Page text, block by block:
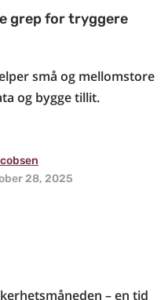
grep for tryggere
små og mellomstore
og bygge tillit.
28, 2025
– en tid